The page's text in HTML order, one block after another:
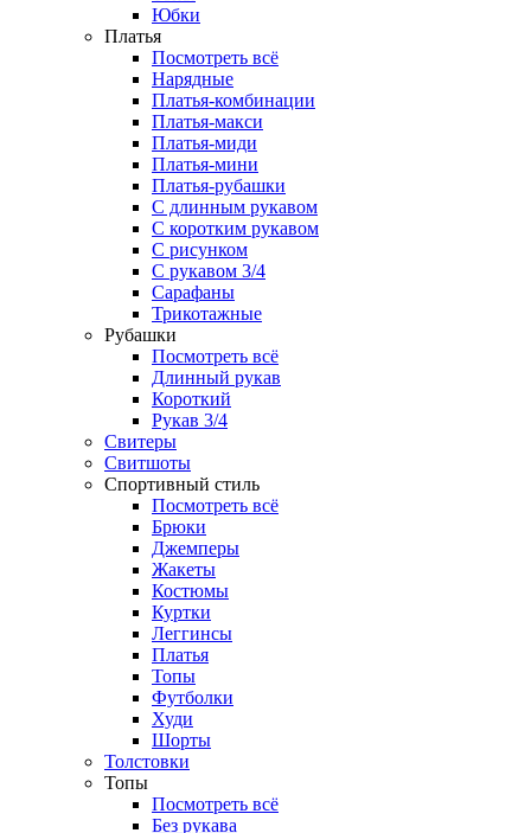
Юбки
Платья
Посмотреть всё
Нарядные
Платья-комбинации
Платья-макси
Платья-миди
Платья-мини
Платья-рубашки
С длинным рукавом
С коротким рукавом
С рисунком
С рукавом 3/4
Сарафаны
Трикотажные
Рубашки
Посмотреть всё
Длинный рукав
Короткий
Рукав 3/4
Свитеры
Свитшоты
Спортивный стиль
Посмотреть всё
Брюки
Джемперы
Жакеты
Костюмы
Куртки
Леггинсы
Платья
Топы
Футболки
Худи
Шорты
Толстовки
Топы
Посмотреть всё
Без рукава